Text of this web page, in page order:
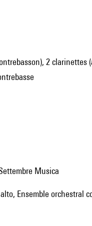
2
Musica
alto, Ensemble orchestral